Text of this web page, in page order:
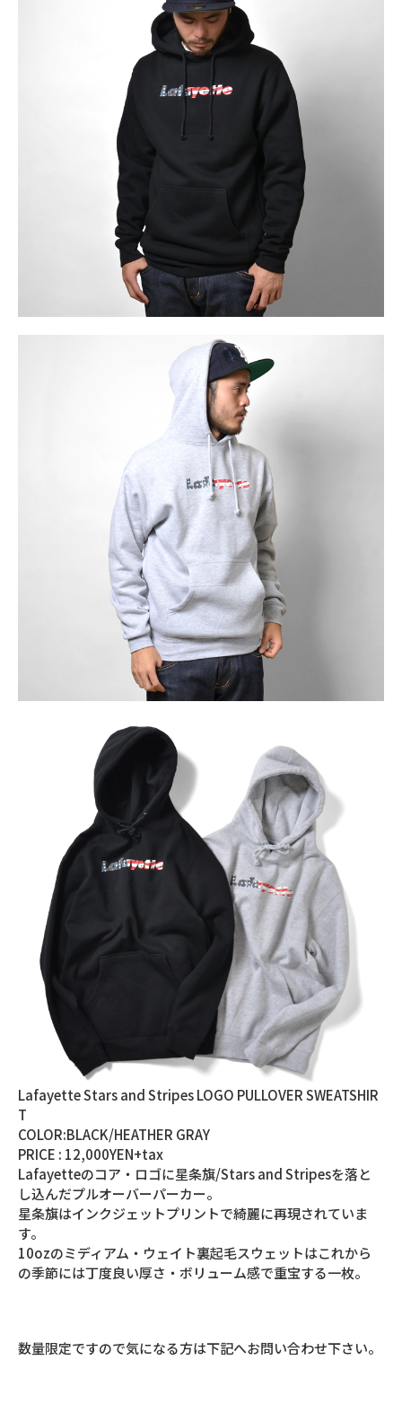
Lafayette Stars and Stripes LOGO PULLOVER SWEATSHIR
T
COLOR:BLACK/HEATHER GRAY
PRICE : 12,000YEN+tax
Lafayetteのコア・ロゴに星条旗/Stars and Stripesを落と
し込んだプルオーバーパーカー。
星条旗はインクジェットプリントで綺麗に再現されていま
す。
10ozのミディアム・ウェイト裏起毛スウェットはこれから
の季節には丁度良い厚さ・ボリューム感で重宝する一枚。
数量限定ですので気になる方は下記へお問い合わせ下さい。